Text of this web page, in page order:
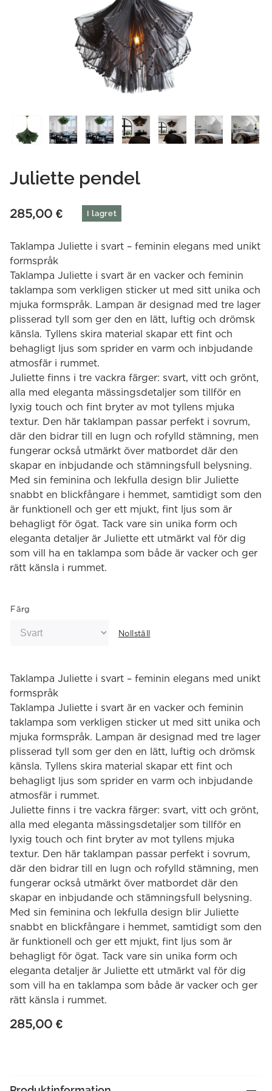
Juliette pendel
285,00 € I lagret
Taklampa Juliette i svart – feminin elegans med unikt
formspråk
Taklampa Juliette i svart är en vacker och feminin
taklampa som verkligen sticker ut med sitt unika och
mjuka formspråk. Lampan är designad med tre lager
plisserad tyll som ger den en lätt, luftig och drömsk
känsla. Tyllens skira material skapar ett fint och
behagligt ljus som sprider en varm och inbjudande
atmosfär i rummet.
Juliette finns i tre vackra färger: svart, vitt och grönt,
alla med eleganta mässingsdetaljer som tillför en
lyxig touch och fint bryter av mot tyllens mjuka
textur. Den här taklampan passar perfekt i sovrum,
där den bidrar till en lugn och rofylld stämning, men
fungerar också utmärkt över matbordet där den
skapar en inbjudande och stämningsfull belysning.
Med sin feminina och lekfulla design blir Juliette
snabbt en blickfångare i hemmet, samtidigt som den
är funktionell och ger ett mjukt, fint ljus som är
behagligt för ögat. Tack vare sin unika form och
eleganta detaljer är Juliette ett utmärkt val för dig
som vill ha en taklampa som både är vacker och ger
rätt känsla i rummet.
Färg
Nollställ
Taklampa Juliette i svart – feminin elegans med unikt
formspråk
Taklampa Juliette i svart är en vacker och feminin
taklampa som verkligen sticker ut med sitt unika och
mjuka formspråk. Lampan är designad med tre lager
plisserad tyll som ger den en lätt, luftig och drömsk
känsla. Tyllens skira material skapar ett fint och
behagligt ljus som sprider en varm och inbjudande
atmosfär i rummet.
Juliette finns i tre vackra färger: svart, vitt och grönt,
alla med eleganta mässingsdetaljer som tillför en
lyxig touch och fint bryter av mot tyllens mjuka
textur. Den här taklampan passar perfekt i sovrum,
där den bidrar till en lugn och rofylld stämning, men
fungerar också utmärkt över matbordet där den
skapar en inbjudande och stämningsfull belysning.
Med sin feminina och lekfulla design blir Juliette
snabbt en blickfångare i hemmet, samtidigt som den
är funktionell och ger ett mjukt, fint ljus som är
behagligt för ögat. Tack vare sin unika form och
eleganta detaljer är Juliette ett utmärkt val för dig
som vill ha en taklampa som både är vacker och ger
rätt känsla i rummet.
285,00 €